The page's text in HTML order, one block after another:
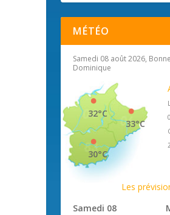
MÉTÉO
Samedi 08 août 2026,
Dominique
33°C
32°C
30°C
Les
Samedi 08